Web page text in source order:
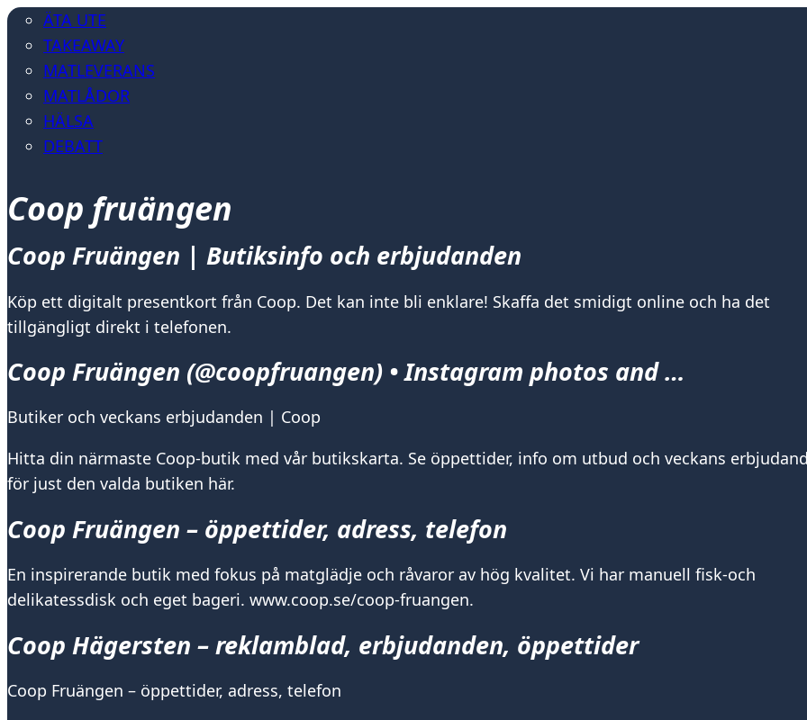
ÄTA UTE
TAKEAWAY
MATLEVERANS
MATLÅDOR
HÄLSA
DEBATT
Coop fruängen
Coop Fruängen | Butiksinfo och erbjudanden
Köp ett digitalt presentkort från Coop. Det kan inte bli enklare! Skaffa det smidigt online och ha det
tillgängligt direkt i telefonen.
Coop Fruängen (@coopfruangen) • Instagram photos and …
Butiker och veckans erbjudanden | Coop
Hitta din närmaste Coop-butik med vår butikskarta. Se öppettider, info om utbud och veckans
för just den valda butiken här.
Coop Fruängen – öppettider, adress, telefon
En inspirerande butik med fokus på matglädje och råvaror av hög kvalitet. Vi har manuell fisk-och
delikatessdisk och eget bageri. www.coop.se/coop-fruangen.
Coop Hägersten – reklamblad, erbjudanden, öppettider
Coop Fruängen – öppettider, adress, telefon